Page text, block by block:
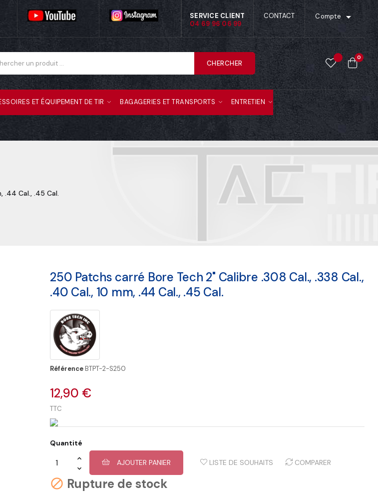
SERVICE CLIENT
04 69 96 06 99
CONTACT Compte 
CHERCHER
0
ET ÉQUIPEMENT DE TIR BAGAGERIES ET TRANSPORTS ENTRETIEN
.44 Cal., .45 Cal.
250 Patchs carré Bore Tech 2" Calibre .308 Cal., .338 Cal.,
.40 Cal., 10 mm, .44 Cal., .45 Cal.
RéférenceBTPT-2-S250
12,90 €
TTC
Quantité
AJOUTER PANIER LISTE DE SOUHAITS COMPARER
 Rupture de stock